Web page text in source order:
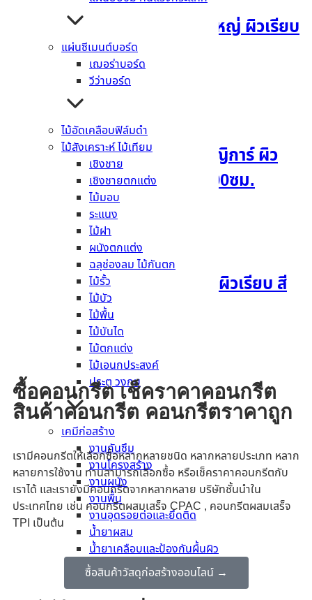
แผ่นซีเมนต์บอร์ด
เฌอร่าบอร์ด
วีว่าบอร์ด
ไม้อัดเคลือบฟิล์มดำ
ไม้สังเคราะห์ ไม้เทียม
เชิงชาย
เชิงชายตกแต่ง
ไม้มอบ
ระแนง
ไม้ฝา
ผนังตกแต่ง
ฉลุช่องลม ไม้กันตก
ไม้รั้ว
ไม้บัว
ไม้พื้น
ไม้บันได
ไม้ตกแต่ง
ไม้เอนกประสงค์
ประตู วงกบ
เคมีก่อสร้าง
งานกันซึม
งานโครงสร้าง
งานผนัง
งานพื้น
งานอุดรอยต่อและยึดติด
น้ำยาผสม
น้ำยาเคลือบและป้องกันผื้นผิว
ฉลุช่องลมเฌอร่า รุ่นมลุลีใหญ่ ผิวเรียบ
สีธรรมชาติ 1x60x200ซม.
ฉลุช่องลมเฌอร่า รุ่นหิรัญญิการ์ ผิว
เรียบ สีธรรมชาติ 1x60x200ซม.
ฉลุช่องลมเฌอร่า รุ่นเพชร ผิวเรียบ สี
ธรรมชาติ 1x30x152ซม.
ซื้อคอนกรีต เช็คราคาคอนกรีต
สินค้าคอนกรีต คอนกรีตราคาถูก
เรามีคอนกรีตให้เลือกซื้อหลากหลายชนิด หลากหลายประเภท หลาก
หลายการใช้งาน ท่านสามารถเลือกซื้อ หรือเช็คราคาคอนกรีตกับ
เราได้ และเรายังมีคอนกรีตจากหลากหลาย บริษัทชั้นนำใน
ประเทศไทย เช่น คอนกรีตผสมเสร็จ CPAC , คอนกรีตผสมเสร็จ
TPI เป็นต้น
ซื้อสินค้าวัสดุก่อสร้างออนไลน์ →